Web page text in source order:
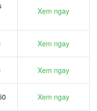
Xem ngay
Xem ngay
Xem ngay
Xem ngay